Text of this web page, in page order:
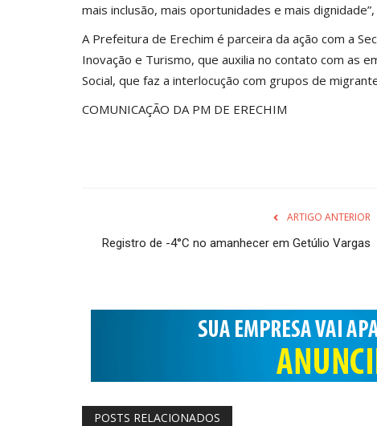
mais inclusão, mais oportunidades e mais
A Prefeitura de Erechim é parceira da ação com a
Inovação e Turismo, que auxilia no contato com as
Social, que faz a interlocução com grupos de
COMUNICAÇÃO DA PM DE ERECHIM
ARTIGO ANTERIOR
Registro de -4°C no amanhecer em Getúlio Vargas
POSTS RELACIONADOS